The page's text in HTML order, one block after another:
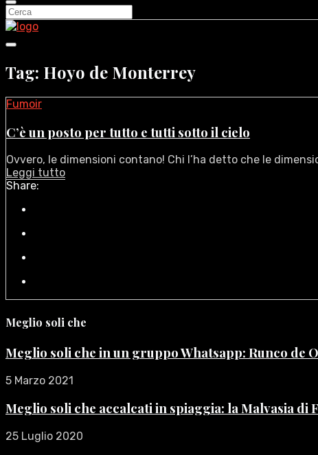
Tag: Hoyo de Monterrey
Fumoir
C’è un posto per tutto e tutti sotto il cielo
Ovvero, le dimensioni contano! Chi l’ha detto che le
Leggi tutto
Share:
Meglio soli che
Meglio soli che in un gruppo Whatsapp: Runco de
5 Marzo 2021
Meglio soli che accalcati in spiaggia: la Malvasia di
25 Luglio 2020